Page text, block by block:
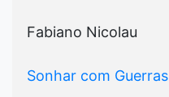
Fabiano Nicolau
Sonhar com Guerras